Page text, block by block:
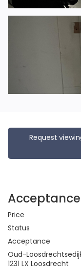
Request
Acceptance
Price
Status
Acceptance
Oud-
1231 LX Loosdrecht